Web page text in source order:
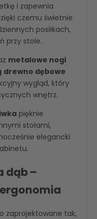
i zapewnia
czemu świetnie
posiłkach,
przy stole.
metalowe nogi
dębowe
wygląd, który
wnętrz.
pięknie
stołami,
elegancki
dąb –
zaprojektowane tak,